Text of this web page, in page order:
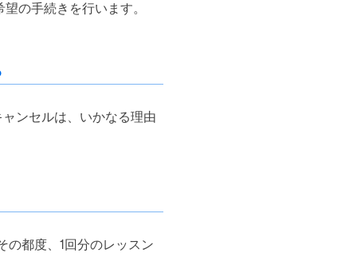
の手続きを行います。
ンセルは、いかなる理由
の都度、1回分のレッスン